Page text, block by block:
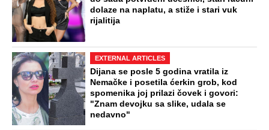
dolaze na naplatu, a stiže i stari vuk
rijalitija
EXTERNAL ARTICLES
Dijana se posle 5 godina vratila iz
Nemačke i posetila ćerkin grob, kod
spomenika joj prilazi čovek i govori:
"Znam devojku sa slike, udala se
nedavno"